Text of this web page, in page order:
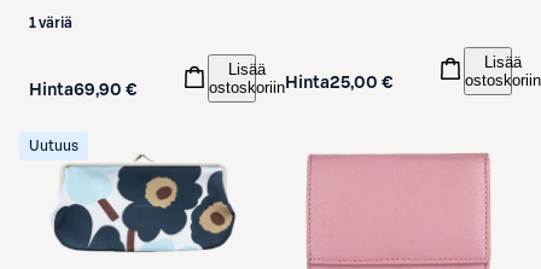
1 väriä
Hinta69,90 €
Lisää
ostoskoriin Hinta25,00 €
Lisää
ostoskoriin
Uutuus